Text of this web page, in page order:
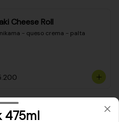
Cheese Roll
- queso crema - palta
Roll
475ml